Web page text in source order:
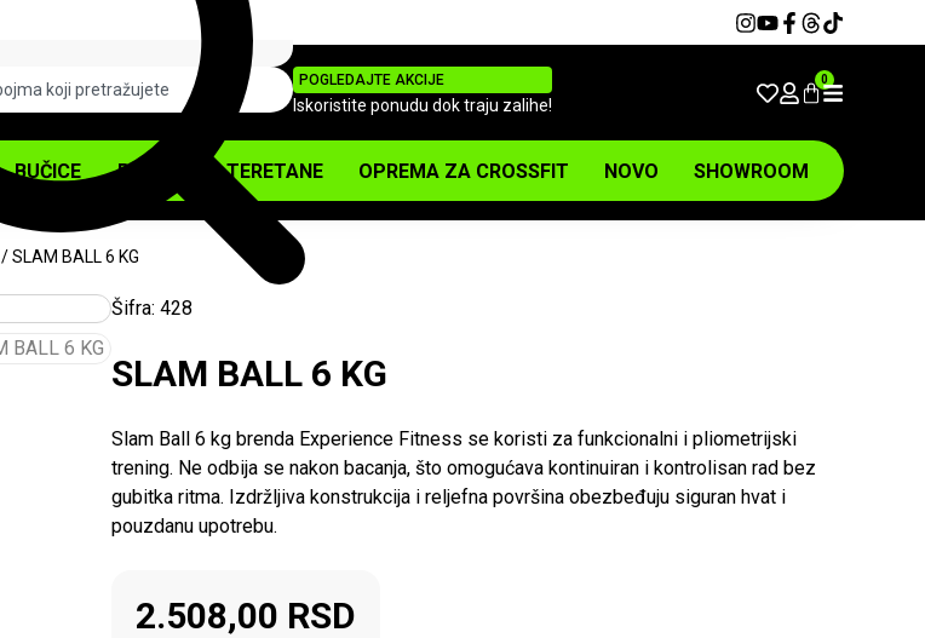
POGLEDAJTE AKCIJE
Iskoristite ponudu dok traju zalihe!
0
BUČICE PODOVI ZA TERETANE OPREMA ZA CROSSFIT NOVO SHOWROOM
/ SLAM BALL 6 KG
Šifra: 428
SLAM BALL 6 KG
Slam Ball 6 kg brenda Experience Fitness se koristi za funkcionalni i pliometrijski
trening. Ne odbija se nakon bacanja, što omogućava kontinuiran i kontrolisan rad bez
gubitka ritma. Izdržljiva konstrukcija i reljefna površina obezbeđuju siguran hvat i
pouzdanu upotrebu.
2.508,00 RSD